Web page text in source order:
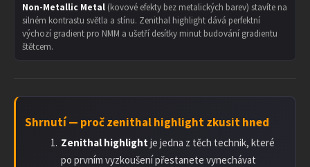
Non-Metallic Metal (kovové efekty bez metalických barev) stavíte na
silném kontrastu světla a stínu. Zenithal highlight dává perfektní
výchozí gradient pro NMM a ušetří desítky minut budování gradientu
štětcem.
Shrnutí — proč zenithal highlight zkusit hned
Zenithal highlightje jedna z těch technik, které
po prvním vyzkoušení přestanete vynechávat